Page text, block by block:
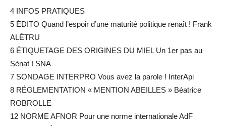
4 INFOS PRATIQUES
5 ÉDITO Quand l’espoir d’une maturité politique renaît ! Frank
ALÉTRU
6 ÉTIQUETAGE DES ORIGINES DU MIEL Un 1er pas au
Sénat ! SNA
7 SONDAGE INTERPRO Vous avez la parole ! InterApi
8 RÉGLEMENTATION « MENTION ABEILLES » Béatrice
ROBROLLE
12 NORME AFNOR Pour une norme internationale AdF